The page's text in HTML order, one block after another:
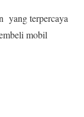
yang terpercaya
mobil